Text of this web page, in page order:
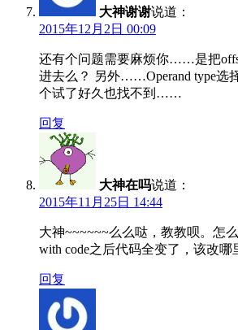
大神谢谢说道：
2015年12月2日 00:09
还有个问题需要麻烦你……是把
进去么？ 另外……Operand type
个试了好久也找不到……
回复
大神在吗说道：
2015年11月25日 14:44
大神~~~~~~么么哒，教教呗。怎么
with code之后代码全变了，该改哪
回复